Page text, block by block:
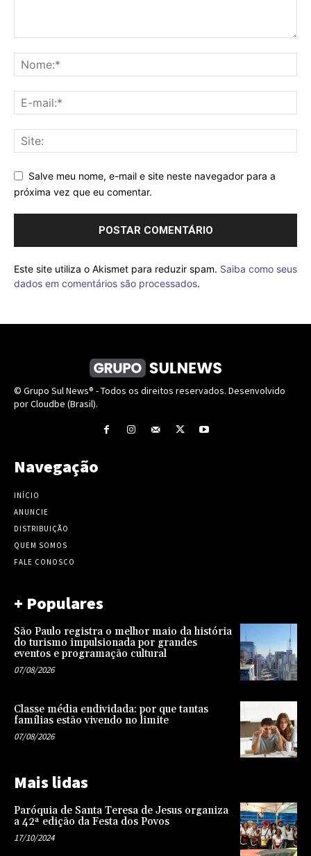
Salve meu nome, e-mail e site neste navegador para a
próxima vez que eu comentar.
Este site utiliza o Akismet para reduzir spam. Saiba como seus
dados em comentários são processados.
© Grupo Sul News® - Todos os direitos reservados. Desenvolvido
por Cloudbe (Brasil).
Navegação
INÍCIO
ANUNCIE
DISTRIBUIÇÃO
QUEM SOMOS
FALE CONOSCO
+ Populares
São Paulo registra o melhor maio da história
do turismo impulsionada por grandes
eventos e programação cultural
07/08/2026
Classe média endividada: por que tantas
famílias estão vivendo no limite
07/08/2026
Mais lidas
Paróquia de Santa Teresa de Jesus organiza
a 42ª edição da Festa dos Povos
17/10/2024